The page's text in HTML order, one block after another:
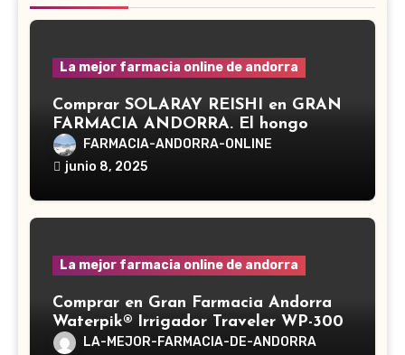
La mejor farmacia online de andorra
Comprar SOLARAY REISHI en GRAN
FARMACIA ANDORRA. El hongo
Reishi, cuyo nombre científico es
Ganoderma lucidum, es un hongo
en la medicina tradicional asiática
FARMACIA-ANDORRA-ONLINE
junio 8, 2025
La mejor farmacia online de andorra
Comprar en Gran Farmacia Andorra
Waterpik® Irrigador Traveler WP-300
LA-MEJOR-FARMACIA-DE-ANDORRA